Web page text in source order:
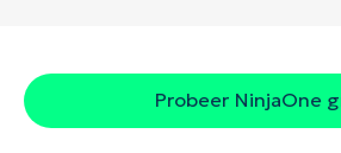
Probeer NinjaOne